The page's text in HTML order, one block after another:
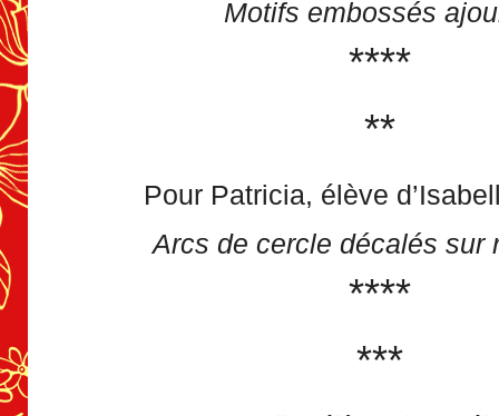
Motifs embossés
****
**
Pour Patricia, élève
Arcs de cercle décalés sur
****
***